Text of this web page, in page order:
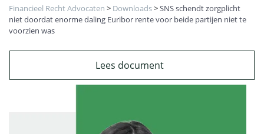
Financieel Recht Advocaten > Downloads>SNS schendt zorgplicht
niet doordat enorme daling Euribor rente voor beide partijen niet te
voorzien was
Lees document